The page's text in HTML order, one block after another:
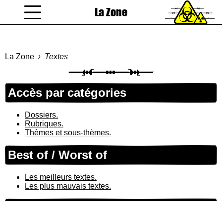
La Zone
La Zone Textes
Accès par catégories
Dossiers.
Rubriques.
Thèmes et sous-thèmes.
Best of / Worst of
Les meilleurs textes.
Les plus mauvais textes.